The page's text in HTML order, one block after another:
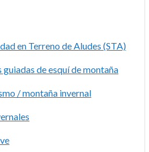
en Terreno de Aludes (STA)
guiadas de esquí de montaña
/ montaña invernal